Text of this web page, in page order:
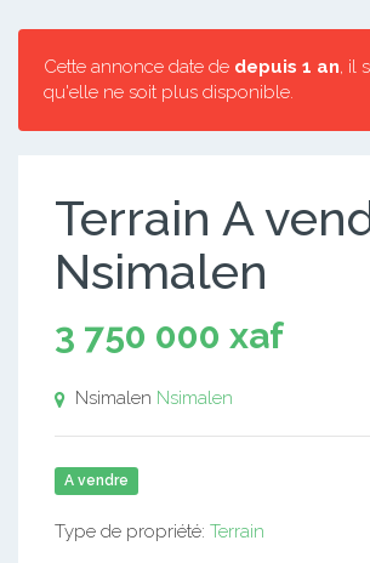
Cette annonce date de depuis 1 an, il
qu'elle ne soit plus disponible.
Terrain A
Nsimalen
3 750 000 xaf
Nsimalen Nsimalen
A vendre
Type de propriété: Terrain